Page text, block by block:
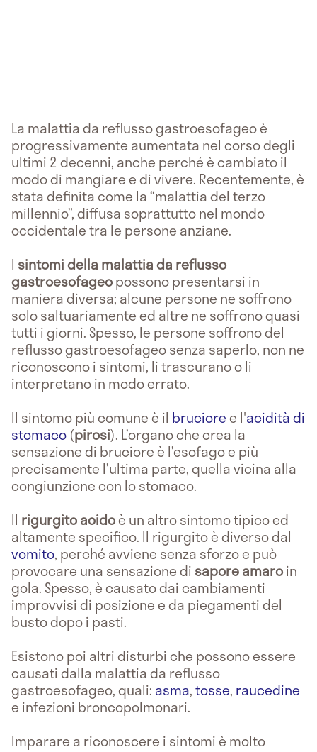
La malattia da reflusso gastroesofageo è
progressivamente aumentata nel corso degli
ultimi 2 decenni, anche perché è cambiato il
modo di mangiare e di vivere. Recentemente, è
stata definita come la “malattia del terzo
millennio”, diffusa soprattutto nel mondo
occidentale tra le persone anziane.
I sintomi della malattia da reflusso
gastroesofageopossono presentarsi in
maniera diversa; alcune persone ne soffrono
solo saltuariamente ed altre ne soffrono quasi
tutti i giorni. Spesso, le persone soffrono del
reflusso gastroesofageo senza saperlo, non ne
riconoscono i sintomi, li trascurano o li
interpretano in modo errato.
Il sintomo più comune è il brucioree l'acidità di
stomaco (pirosi). L’organo che crea la
sensazione di bruciore è l’esofago e più
precisamente l’ultima parte, quella vicina alla
congiunzione con lo stomaco.
Il rigurgito acidoè un altro sintomo tipico ed
altamente specifico. Il rigurgito è diverso dal
vomito, perché avviene senza sforzo e può
provocare una sensazione di sapore amaroin
gola. Spesso, è causato dai cambiamenti
improvvisi di posizione e da piegamenti del
busto dopo i pasti.
Esistono poi altri disturbi che possono essere
causati dalla malattia da reflusso
gastroesofageo, quali: asma,tosse, raucedine
e infezioni broncopolmonari.
Imparare a riconoscere i sintomi è molto